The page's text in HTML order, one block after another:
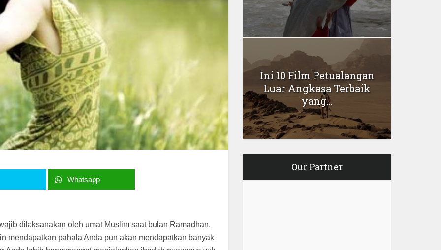
Whatsapp
dilaksanakan oleh umat Muslim saat bulan Ramadhan.
mendapatkan pahala Anda pun akan mendapatkan banyak
Ini 10 Film Petualangan
Luar Angkasa Terbaik
yang...
Our Partner